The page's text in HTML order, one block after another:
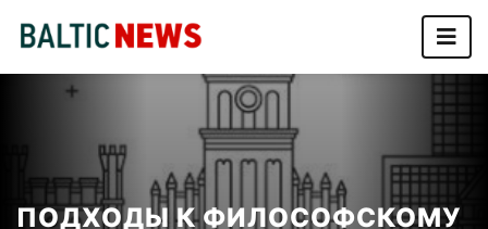
ПОДХОДЫ К ФИЛОСОФСКОМУ